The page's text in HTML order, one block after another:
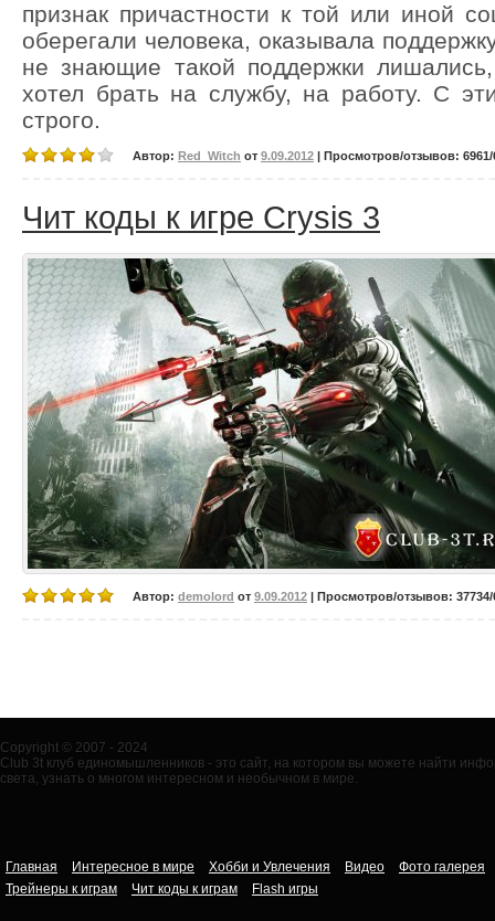
признак причастности к той или иной
оберегали человека, оказывала
не знающие такой поддержки
хотел брать на службу, на работу. С
строго.
Автор: Red_Witch от 9.09.2012 | Просмотров/отзывов: 6961/
Чит коды к игре Crysis 3
Автор: demolord от 9.09.2012 | Просмотров/отзывов: 37734/
Copyright © 2007 - 2024
Club 3t клуб единомышленников - это сайт, на котором вы можете найти
света, узнать о многом интересном и необычном в мире.
Главная Интересное в мире Хобби и Увлечения Видео
Фото галерея
Трейнеры к играм
Чит коды к играм Flash игры